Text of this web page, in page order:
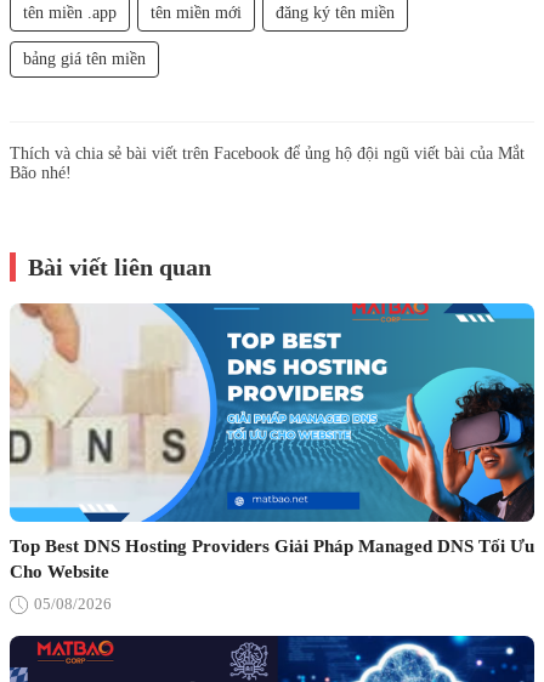
tên miền .app tên miền mới đăng ký tên miền
bảng giá tên miền
Thích và chia sẻ bài viết trên Facebook để ủng hộ đội ngũ viết bài của Mắt
Bão nhé!
Bài viết liên quan
Top Best DNS Hosting Providers Giải Pháp Managed DNS Tối Ưu
Cho Website
05/08/2026